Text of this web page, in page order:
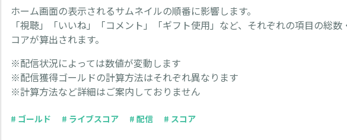
ホーム画面の表示されるサムネイルの順番に影響します。
「視聴」「いいね」「コメント」「ギフト使用」など、それぞれの項目の総
コアが算出されます。
※配信状況によっては数値が変動します
※配信獲得ゴールドの計算方法はそれぞれ異なります
※計算方法など詳細はご案内しておりません
# ゴールド # ライブスコア # 配信 # スコア